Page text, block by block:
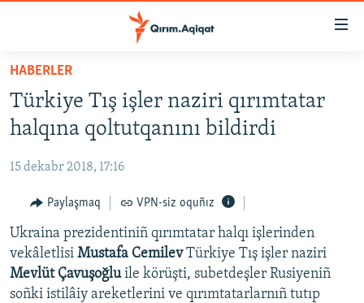
Esas
qaytmaq
Baş
navigatsiyağa
qaytmaq
qaytmaq
HABERLER
SİYASET
İQTİSADİYAT
CEMİYET
MEDENİYET
İNSAN AQLARI
VİDEO
SÜRET
HABERLER
Türkiye Tış işler naziri qırımtatar
halqına qoltutqanını bildirdi
15 dekabr 2018, 17:16
Paylaşmaq VPN-siz oquñız
Ukraina prezidentiniñ qırımtatar halqı işlerinden
vekâletlisi Mustafa CemilevTürkiye Tış işler naziri
Mevlüt Çavuşoğluile körüşti, subetdeşler Rusiyeniñ
soñki istilâiy areketlerini ve qırımtatarlarnıñ tutıp